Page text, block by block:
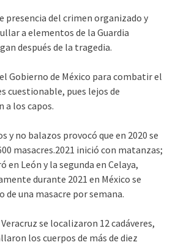
presencia del crimen organizado y
a elementos de la Guardia
después de la tragedia.
Gobierno de México para combatir el
cuestionable, pues lejos de
los capos.
y no balazos provocó que en 2020 se
masacres.2021 inició con matanzas;
en León y la segunda en Celaya,
durante 2021 en México se
una masacre por semana.
se localizaron 12 cadáveres,
los cuerpos de más de diez